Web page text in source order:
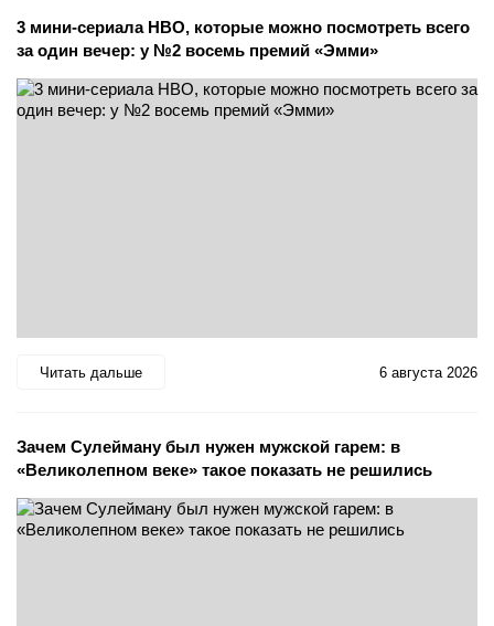
3 мини-сериала HBO, которые можно посмотреть всего
за один вечер: у №2 восемь премий «Эмми»
Читать дальше 6 августа 2026
Зачем Сулейману был нужен мужской гарем: в
«Великолепном веке» такое показать не решились